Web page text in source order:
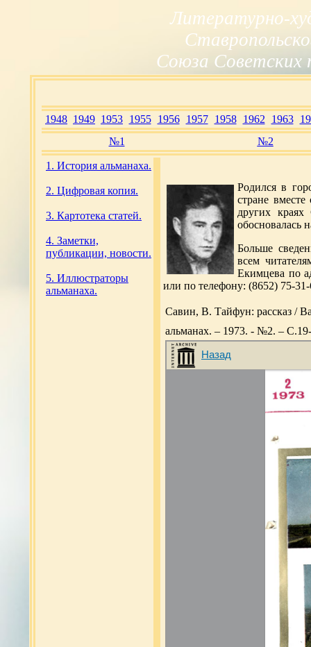
Литературно-
Союза Советских
1948 1949 1953 1955 1956 1957 1958 1962 1963
№1
№2
1. История альманаха.
2. Цифровая копия.
3. Картотека статей.
4. Заметки,
публикации, новости.
5. Иллюстраторы
альманаха.
Родился в
стране
других
обосновалась
Больше
всем
Екимцева по
или по телефону: (8652) 75-
Савин, В. Тайфун: рассказ /
альманах. – 1973. - №2. –